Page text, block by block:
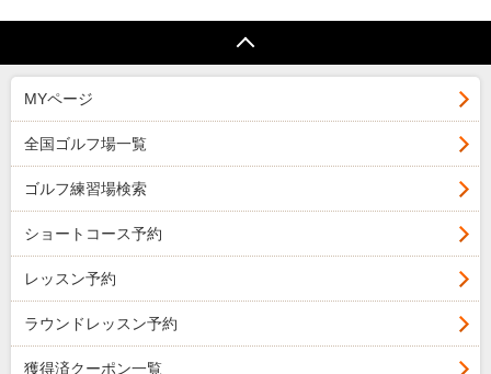
MYページ
全国ゴルフ場一覧
ゴルフ練習場検索
ショートコース予約
レッスン予約
ラウンドレッスン予約
獲得済クーポン一覧